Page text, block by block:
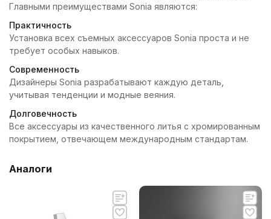
Главными преимуществами Sonia являются:
Практичность
Установка всех съемных аксессуаров Sonia проста и не
требует особых навыков.
Современность
Дизайнеры Sonia разрабатывают каждую деталь,
учитывая тенденции и модные веяния.
Долговечность
Все аксессуары из качественного литья с хромированным
покрытием, отвечающем международным стандартам.
Аналоги